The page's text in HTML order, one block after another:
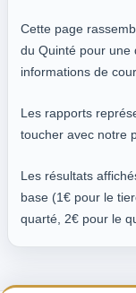
Cette page
du Quinté pour une
informations de
Les rapports
toucher avec notre
Les résultats
base (1€ pour le
quarté, 2€ pour le